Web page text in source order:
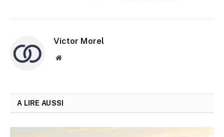
Victor Morel
Site
A LIRE AUSSI